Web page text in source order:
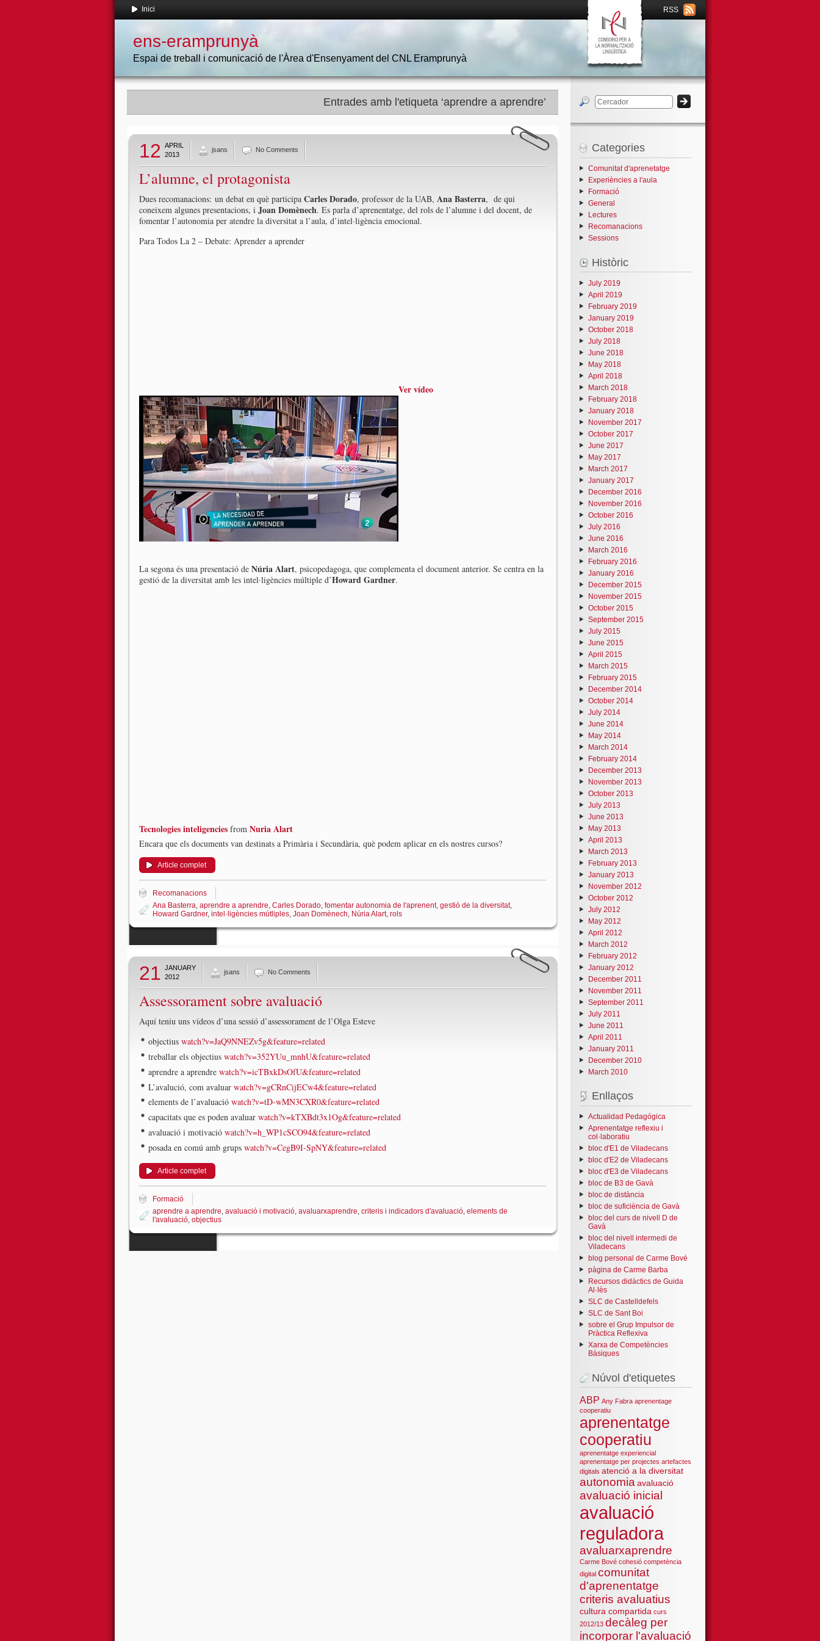
RSS
Inici
ens-eramprunyà
Espai de treball i comunicació de l'Àrea d'Ensenyament del CNL Eramprunyà
Entrades amb l'etiqueta ‘aprendre a aprendre’
12 APRIL
2013
jsans No Comments
L’alumne, el protagonista
Dues recomanacions: un debat en què participa Carles Dorado, professor de la UAB, Ana Basterra, de qui
coneixem algunes presentacions, i Joan Domènech. Es parla d’aprenentatge, del rols de l’alumne i del docent, de
fomentar l’autonomia per atendre la diversitat a l’aula, d’intel·ligència emocional.
Para Todos La 2 – Debate: Aprender a aprender
Ver vídeo
La segona és una presentació de Núria Alart, psicopedagoga, que complementa el document anterior. Se centra en la
gestió de la diversitat amb les intel·ligències múltiple d’Howard Gardner.
Tecnologies inteligencies from Nuria Alart
Encara que els documents van destinats a Primària i Secundària, què podem aplicar en els nostres cursos?
Article complet
Recomanacions
Ana Basterra, aprendre a aprendre, Carles Dorado, fomentar autonomia de l'aprenent, gestió de la diversitat,
Howard Gardner, intel·ligències mútliples, Joan Domènech, Núria Alart, rols
21 JANUARY
2012
jsans No Comments
Assessorament sobre avaluació
Aquí teniu uns vídeos d’una sessió d’assessorament de l’Olga Esteve
objectius watch?v=JaQ9NNEZv5g&feature=related
treballar els objectius watch?v=352YUu_mnhU&feature=related
aprendre a aprendre watch?v=icTBxkDsOfU&feature=related
L’avalució, com avaluar watch?v=gCRnCijECw4&feature=related
elements de l’avaluació watch?v=tD-wMN3CXR0&feature=related
capacitats que es poden avaluar watch?v=kTXBdt3x1Og&feature=related
avaluació i motivació watch?v=h_WP1cSCO94&feature=related
posada en comú amb grups watch?v=CegB9I-SpNY&feature=related
Article complet
Formació
aprendre a aprendre, avaluació i motivació, avaluarxaprendre, criteris i indicadors d'avaluació, elements de
l'avaluació, objectius
Categories
Comunitat d'aprenetatge
Experiències a l'aula
Formació
General
Lectures
Recomanacions
Sessions
Històric
July 2019
April 2019
February 2019
January 2019
October 2018
July 2018
June 2018
May 2018
April 2018
March 2018
February 2018
January 2018
November 2017
October 2017
June 2017
May 2017
March 2017
January 2017
December 2016
November 2016
October 2016
July 2016
June 2016
March 2016
February 2016
January 2016
December 2015
November 2015
October 2015
September 2015
July 2015
June 2015
April 2015
March 2015
February 2015
December 2014
October 2014
July 2014
June 2014
May 2014
March 2014
February 2014
December 2013
November 2013
October 2013
July 2013
June 2013
May 2013
April 2013
March 2013
February 2013
January 2013
November 2012
October 2012
July 2012
May 2012
April 2012
March 2012
February 2012
January 2012
December 2011
November 2011
September 2011
July 2011
June 2011
April 2011
January 2011
December 2010
March 2010
Enllaços
Actualidad Pedagógica
Aprenentatge reflexiu i
col·laboratiu
bloc d'E1 de Viladecans
bloc d'E2 de Viladecans
bloc d'E3 de Viladecans
bloc de B3 de Gavà
bloc de distància
bloc de suficiència de Gavà
bloc del curs de nivell D de
Gavà
bloc del nivell intermedi de
Viladecans
blog personal de Carme Bové
pàgina de Carme Barba
Recursos didàctics de Guida
Al·lès
SLC de Castelldefels
SLC de Sant Boi
sobre el Grup Impulsor de
Pràctica Reflexiva
Xarxa de Competències
Bàsiques
Núvol d'etiquetes
ABP Any Fabra aprenentage
cooperatiu
aprenentatge
cooperatiu
aprenentatge experiencial
aprenentatge per projectes artefactes
digitals atenció a la diversitat
autonomia avaluació
avaluació inicial
avaluació
reguladora
avaluarxaprendre
Carme Bové cohesió competència
digital comunitat
d'aprenentatge
criteris avaluatius
cultura compartida curs
2012/13 decàleg per
incorporar l'avaluació